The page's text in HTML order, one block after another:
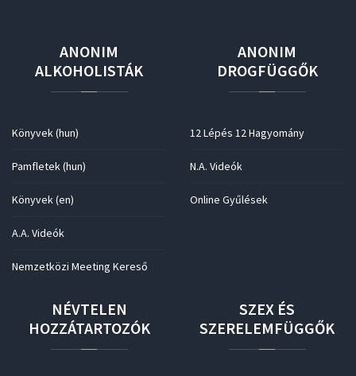
ANONIM
ALKOHOLISTÁK
Könyvek (hun)
Pamfletek (hun)
Könyvek (en)
A.A. Videók
Nemzetközi Meeting Kereső
ANONIM
DROGFÜGGŐK
12 Lépés 12 Hagyomány
N.A. Videók
Online Gyűlések
NÉVTELEN
HOZZÁTARTOZÓK
SZEX ÉS
SZERELEMFÜGGŐK